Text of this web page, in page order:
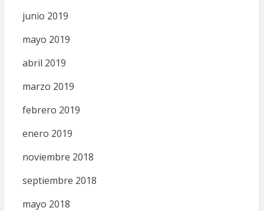
junio 2019
mayo 2019
abril 2019
marzo 2019
febrero 2019
enero 2019
noviembre 2018
septiembre 2018
mayo 2018